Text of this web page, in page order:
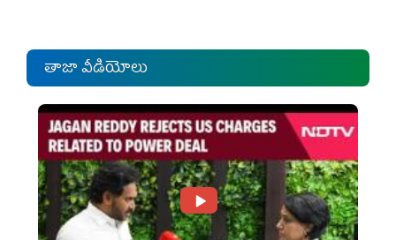
తాజా వీడియోలు